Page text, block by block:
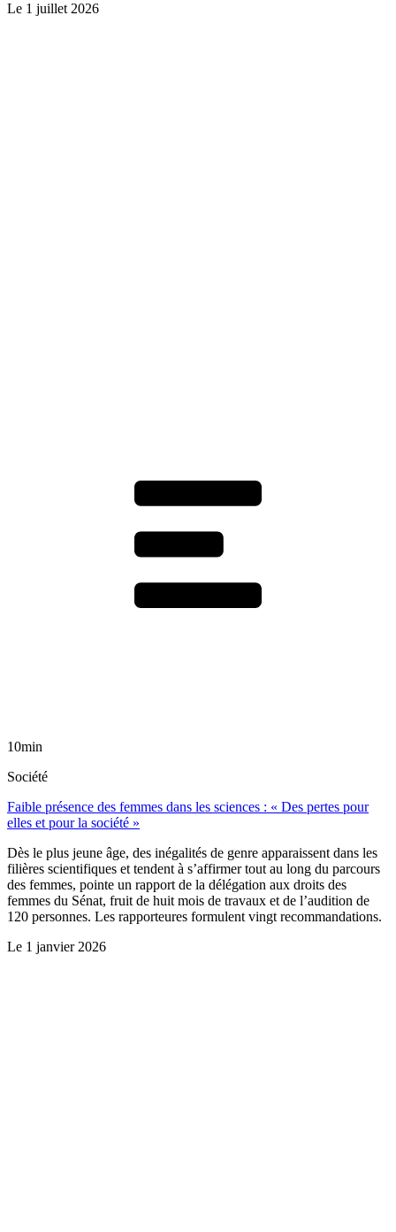
Le 1 juillet 2026
10min
Société
Faible présence des femmes dans les sciences : « Des pertes pour
elles et pour la société »
Dès le plus jeune âge, des inégalités de genre apparaissent dans les
filières scientifiques et tendent à s’affirmer tout au long du parcours
des femmes, pointe un rapport de la délégation aux droits des
femmes du Sénat, fruit de huit mois de travaux et de l’audition de
120 personnes. Les rapporteures formulent vingt recommandations.
Le 1 janvier 2026